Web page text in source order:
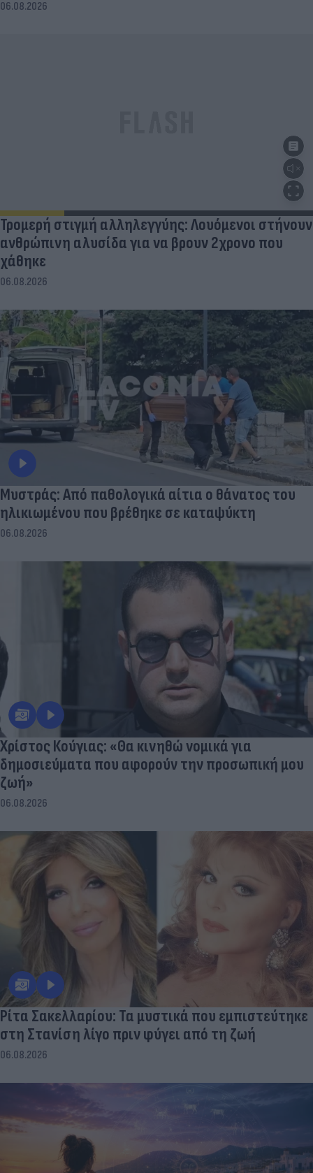
06.08.2026
Τρομερή στιγμή αλληλεγγύης: Λουόμενοι στήνουν
ανθρώπινη αλυσίδα για να βρουν 2χρονο που
χάθηκε
06.08.2026
Μυστράς: Από παθολογικά αίτια ο θάνατος του
ηλικιωμένου που βρέθηκε σε καταψύκτη
06.08.2026
Χρίστος Κούγιας: «Θα κινηθώ νομικά για
δημοσιεύματα που αφορούν την προσωπική μου
ζωή»
06.08.2026
Ρίτα Σακελλαρίου: Τα μυστικά που εμπιστεύτηκε
στη Στανίση λίγο πριν φύγει από τη ζωή
06.08.2026